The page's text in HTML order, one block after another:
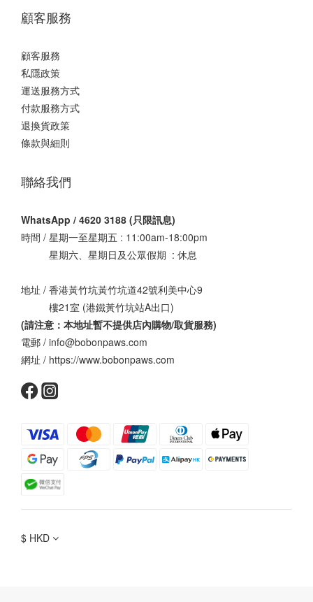
顧客服務
顧客服務
私隱政策
運送服務方式
付款服務方式
退換貨政策
條款與細則
聯絡我們
WhatsApp / 4620 3188 (只限訊息)
時間 / 星期一至星期五 : 11:00am-18:00pm
星期六、星期日及公眾假期 : 休息
地址 / 香港黃竹坑黃竹坑道42號利美中心9
樓21室 (港鐵黃竹坑站A出口)
(請注意：本地址暫不提供店內購物/取貨服務)
電郵 / info@bobonpaws.com
網址 / https://www.bobonpaws.com
$ HKD